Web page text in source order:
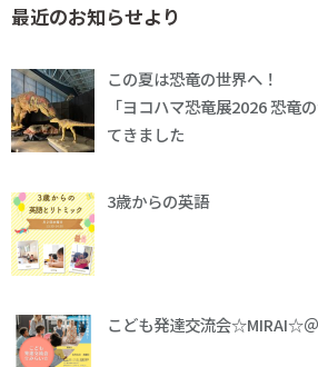
最近のお知らせより
この夏は恐竜の世界へ！
「ヨコハマ恐竜展2026 恐竜
てきました
3歳からの英語
こども発達交流会☆MIRAI☆